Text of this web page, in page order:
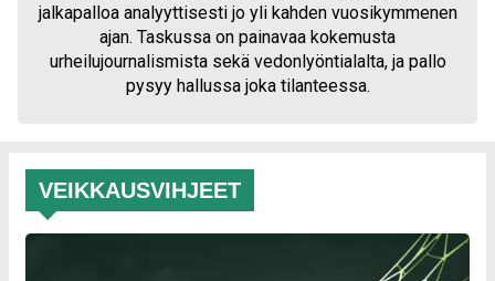
jalkapalloa analyyttisesti jo yli kahden vuosikymmenen
ajan. Taskussa on painavaa kokemusta
urheilujournalismista sekä vedonlyöntialalta, ja pallo
pysyy hallussa joka tilanteessa.
VEIKKAUSVIHJEET